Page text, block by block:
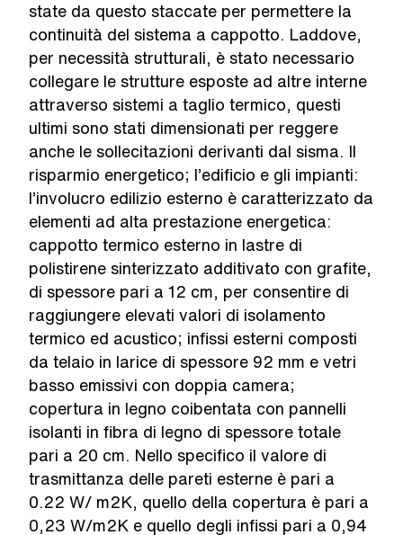
state da questo staccate per permettere la
continuità del sistema a cappotto. Laddove,
per necessità strutturali, è stato necessario
collegare le strutture esposte ad altre interne
attraverso sistemi a taglio termico, questi
ultimi sono stati dimensionati per reggere
anche le sollecitazioni derivanti dal sisma. Il
risparmio energetico; l’edificio e gli impianti:
l’involucro edilizio esterno è caratterizzato da
elementi ad alta prestazione energetica:
cappotto termico esterno in lastre di
polistirene sinterizzato additivato con grafite,
di spessore pari a 12 cm, per consentire di
raggiungere elevati valori di isolamento
termico ed acustico; infissi esterni composti
da telaio in larice di spessore 92 mm e vetri
basso emissivi con doppia camera;
copertura in legno coibentata con pannelli
isolanti in fibra di legno di spessore totale
pari a 20 cm. Nello specifico il valore di
trasmittanza delle pareti esterne è pari a
0.22 W/ m2K, quello della copertura è pari a
0,23 W/m2K e quello degli infissi pari a 0,94